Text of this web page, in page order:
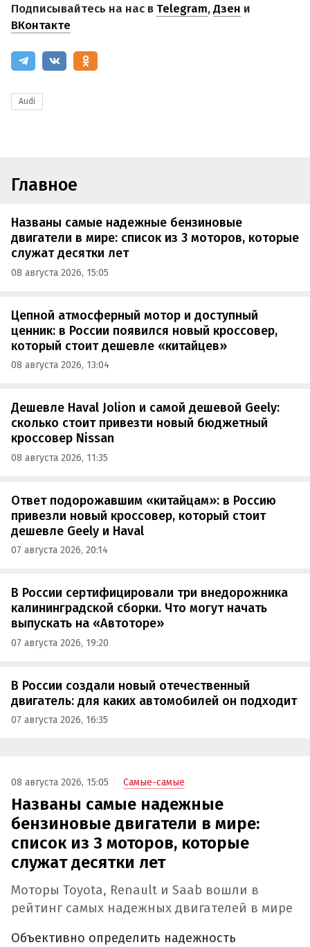
Подписывайтесь на нас в Telegram,Дзен и
ВКонтакте
Audi
Главное
Названы самые надежные бензиновые
двигатели в мире: список из 3 моторов, которые
служат десятки лет
08 августа 2026, 15:05
Цепной атмосферный мотор и доступный
ценник: в России появился новый кроссовер,
который стоит дешевле «китайцев»
08 августа 2026, 13:04
Дешевле Haval Jolion и самой дешевой Geely:
сколько стоит привезти новый бюджетный
кроссовер Nissan
08 августа 2026, 11:35
Ответ подорожавшим «китайцам»: в Россию
привезли новый кроссовер, который стоит
дешевле Geely и Haval
07 августа 2026, 20:14
В России сертифицировали три внедорожника
калининградской сборки. Что могут начать
выпускать на «Автоторе»
07 августа 2026, 19:20
В России создали новый отечественный
двигатель: для каких автомобилей он подходит
07 августа 2026, 16:35
08 августа 2026, 15:05 Самые-самые
Названы самые надежные
бензиновые двигатели в мире:
список из 3 моторов, которые
служат десятки лет
Моторы Toyota, Renault и Saab вошли в
рейтинг самых надежных двигателей в мире
Объективно определить надежность